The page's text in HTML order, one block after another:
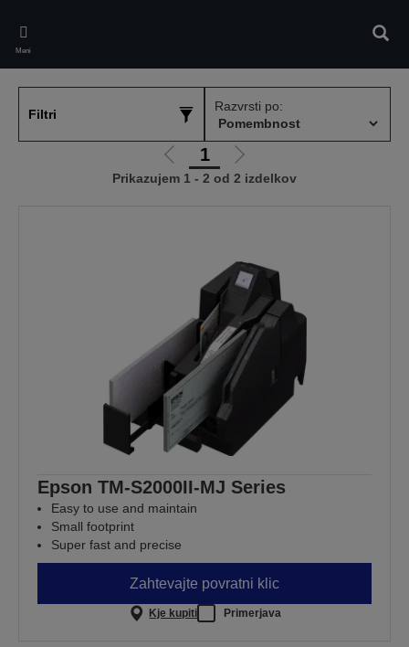
main
content
Meni
Filtri
Razvrsti po:
Pojdi
na
1
Pojdi
na
Prikazujem 1 - 2 od 2 izdelkov
Epson TM-S2000II-MJ Series
Easy to use and maintain
Small footprint
Super fast and precise
Zahtevajte povratni klic
Kje kupiti Primerjava